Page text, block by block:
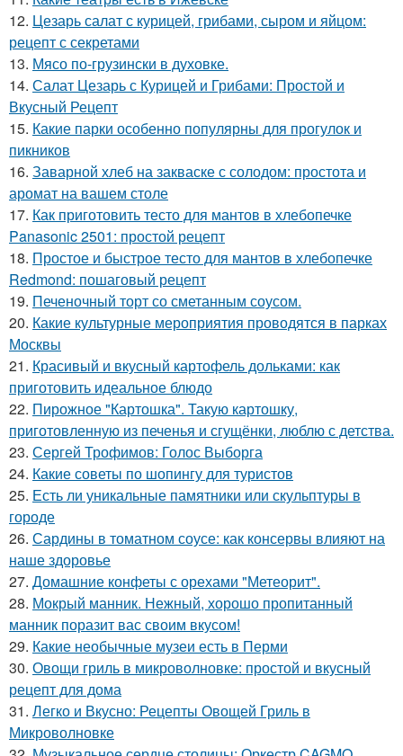
12. Цезарь салат с курицей, грибами, сыром и яйцом:
рецепт с секретами
13. Мясо по-грузински в духовке.
14. Салат Цезарь с Курицей и Грибами: Простой и
Вкусный Рецепт
15. Какие парки особенно популярны для прогулок и
пикников
16. Заварной хлеб на закваске с солодом: простота и
аромат на вашем столе
17. Как приготовить тесто для мантов в хлебопечке
Panasonic 2501: простой рецепт
18. Простое и быстрое тесто для мантов в хлебопечке
Redmond: пошаговый рецепт
19. Печеночный торт со сметанным соусом.
20. Какие культурные мероприятия проводятся в парках
Москвы
21. Красивый и вкусный картофель дольками: как
приготовить идеальное блюдо
22. Пирожное "Картошка". Такую картошку,
приготовленную из печенья и сгущёнки, люблю с детства.
23. Сергей Трофимов: Голос Выборга
24. Какие советы по шопингу для туристов
25. Есть ли уникальные памятники или скульптуры в
городе
26. Сардины в томатном соусе: как консервы влияют на
наше здоровье
27. Домашние конфеты с орехами "Метеорит".
28. Мокрый манник. Нежный, хорошо пропитанный
манник поразит вас своим вкусом!
29. Какие необычные музеи есть в Перми
30. Овощи гриль в микроволновке: простой и вкусный
рецепт для дома
31. Легко и Вкусно: Рецепты Овощей Гриль в
Микроволновке